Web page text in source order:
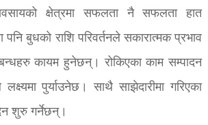
क्षेत्रमा सफलता नै सफलता हात
बुधको राशि परिवर्तनले सकारात्मक प्रभाव
कायम हुनेछन्। रोकिएका काम सम्पादन
पुर्याउनेछ। साथै साझेदारीमा गरिएका
शुरु गर्नेछन्।